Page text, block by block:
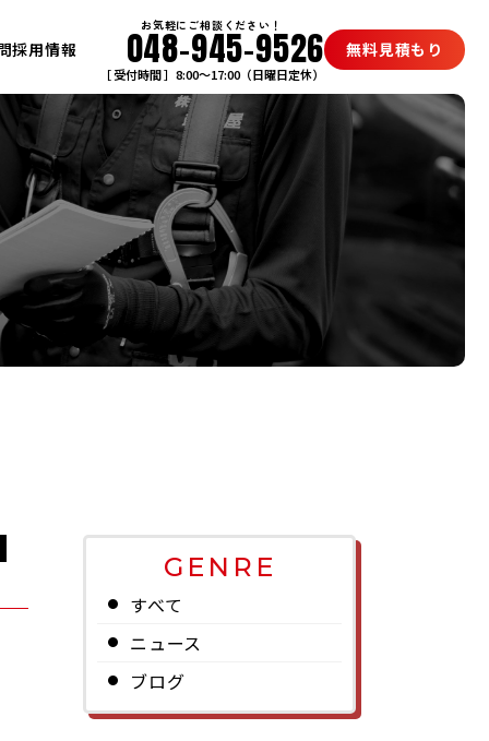
お気軽にご相談ください！
048-945-9526
［ 受付時間 ］8:00〜17:00（日曜日定休）
無料見積もり
採用情報
GENRE
すべて
ニュース
ブログ